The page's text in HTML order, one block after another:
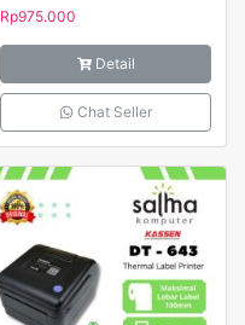
Rp975.000
Detail
Chat Seller